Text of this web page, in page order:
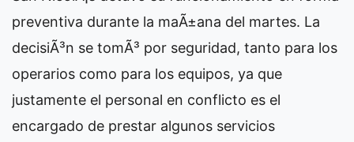
preventiva durante la maÃ±ana del martes. La
decisiÃ³n se tomÃ³ por seguridad, tanto para los
operarios como para los equipos, ya que
justamente el personal en conflicto es el
encargado de prestar algunos servicios